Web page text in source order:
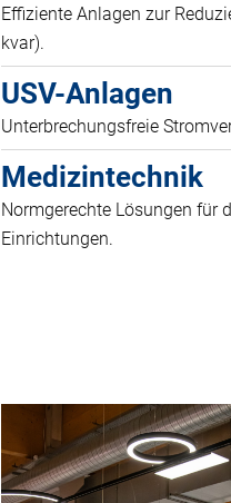
Effiziente Anlagen zur
kvar).
USV-Anlagen
Unterbrechungsfreie
Medizintechnik
Normgerechte Lösungen für
Einrichtungen.